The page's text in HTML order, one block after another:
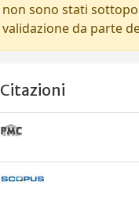
non sono stati
validazione da parte
Citazioni